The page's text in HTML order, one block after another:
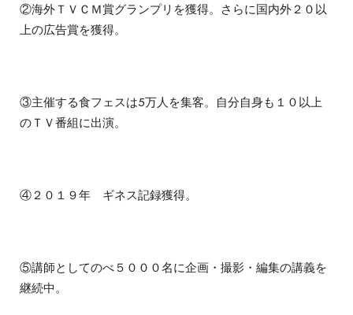
②海外ＴＶＣＭ賞グランプリを獲得。さらに国内外２０以
上の広告賞を獲得。
③主催する食フェスは5万人を集客。自分自身も１０以上
のＴＶ番組に出演。
④２０１９年 ギネス記録獲得。
⑤講師としてのべ５０００名に企画・撮影・編集の講義を
継続中。